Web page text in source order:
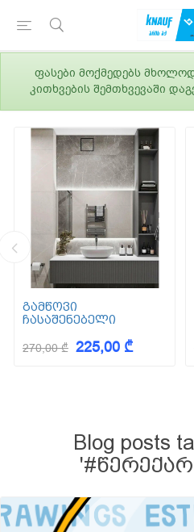
ფასები მოქმედებს
კითხვების შემთხვევაში
გამწოვი
ჩასაშენებელი
270,00 ₾ 225,00 ₾
Blog posts